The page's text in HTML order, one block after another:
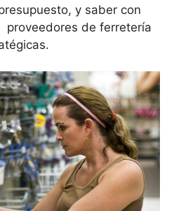
y saber con
de ferretería